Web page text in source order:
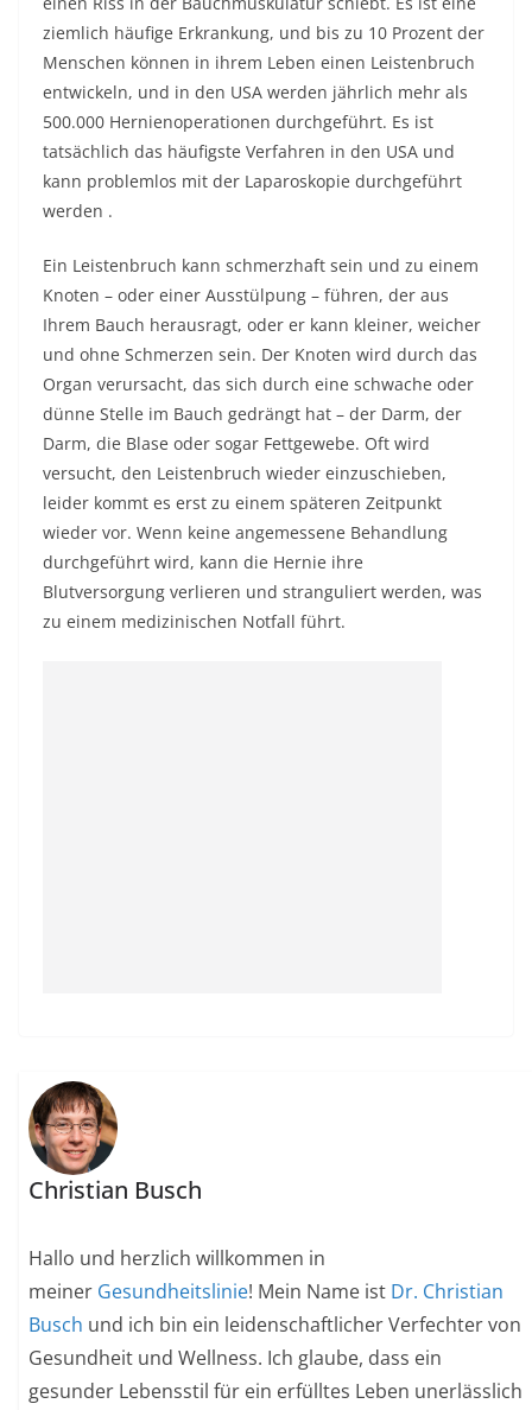
ziemlich häufige Erkrankung, und bis zu 10 Prozent der
Menschen können in ihrem Leben einen Leistenbruch
entwickeln, und in den USA werden jährlich mehr als
500.000 Hernienoperationen durchgeführt. Es ist
tatsächlich das häufigste Verfahren in den USA und
kann problemlos mit der Laparoskopie durchgeführt
werden .
Ein Leistenbruch kann schmerzhaft sein und zu einem
Knoten – oder einer Ausstülpung – führen, der aus
Ihrem Bauch herausragt, oder er kann kleiner, weicher
und ohne Schmerzen sein. Der Knoten wird durch das
Organ verursacht, das sich durch eine schwache oder
dünne Stelle im Bauch gedrängt hat – der Darm, der
Darm, die Blase oder sogar Fettgewebe. Oft wird
versucht, den Leistenbruch wieder einzuschieben,
leider kommt es erst zu einem späteren Zeitpunkt
wieder vor. Wenn keine angemessene Behandlung
durchgeführt wird, kann die Hernie ihre
Blutversorgung verlieren und stranguliert werden, was
zu einem medizinischen Notfall führt.
Christian Busch
Hallo und herzlich willkommen in
meiner Gesundheitslinie! Mein Name ist Dr. Christian
Busch und ich bin ein leidenschaftlicher Verfechter von
Gesundheit und Wellness. Ich glaube, dass ein
gesunder Lebensstil für ein erfülltes Leben unerlässlich